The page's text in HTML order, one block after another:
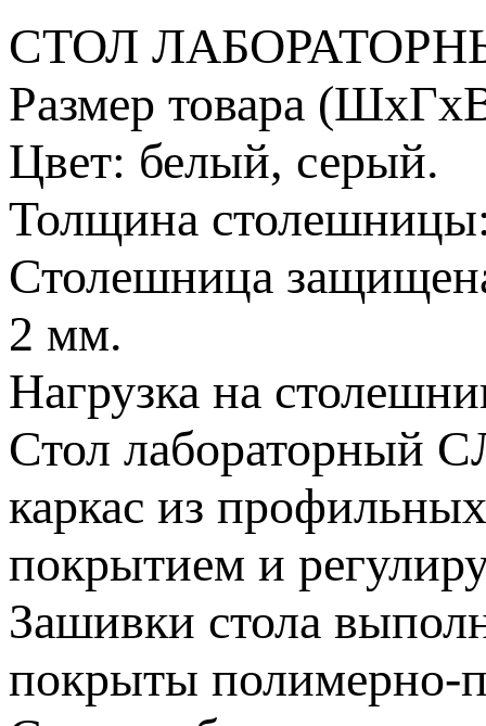
СТОЛ
Размер товара
Цвет: белый, серый.
Толщина
Столешница
2 мм.
Нагрузка на
Стол лабораторный
каркас из
покрытием и
Зашивки стола
покрыты